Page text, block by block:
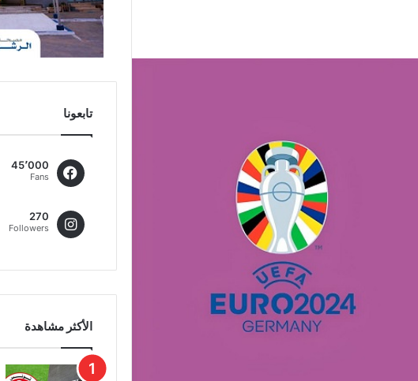
تابعونا
45٬000
Fans
270
Followers
الأكثر مشاهدة